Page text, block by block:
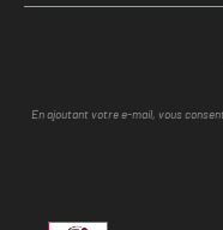
En ajoutant votre e-mail, vous